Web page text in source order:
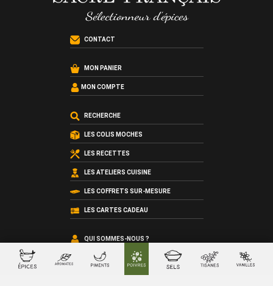
CONTACT
MON PANIER
MON COMPTE
RECHERCHE
LES COLIS MOCHES
LES RECETTES
LES ATELIERS CUISINE
LES COFFRETS SUR-MESURE
LES CARTES CADEAU
QUI SOMMES-NOUS ?
LES CONDITIONS GÉNÉRALES DE VENTE